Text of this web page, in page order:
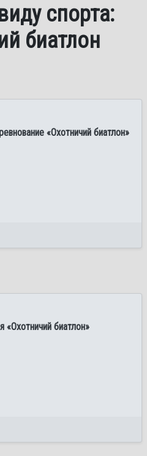
спорта:
биатлон
«Охотничий биатлон»
«Охотничий биатлон»